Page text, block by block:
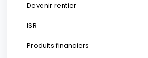
Devenir rentier
ISR
Produits financiers